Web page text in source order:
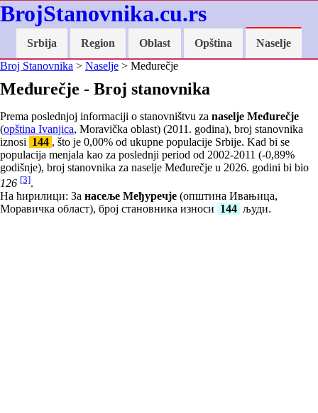
BrojStanovnika.cu.rs
Srbija Region Oblast Opština
Naselje
Broj Stanovnika > Naselje > Međurečje
Međurečje - Broj stanovnika
Prema poslednjoj informaciji o stanovništvu za naselje Međurečje
(opština Ivanjica, Moravička oblast) (2011. godina), broj stanovnika
iznosi 144 , što je 0,00% od ukupne populacije Srbije. Kad bi se
populacija menjala kao za poslednji period od 2002-2011 (-0,89%
godišnje), broj stanovnika za naselje Međurečje u 2026. godini bi bio
126 [3].
На ћирилици: За насеље Међуречје (општина Ивањица,
Моравичка област), број становника износи 144 људи.